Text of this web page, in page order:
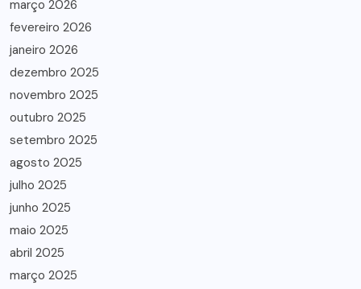
março 2026
fevereiro 2026
janeiro 2026
dezembro 2025
novembro 2025
outubro 2025
setembro 2025
agosto 2025
julho 2025
junho 2025
maio 2025
abril 2025
março 2025